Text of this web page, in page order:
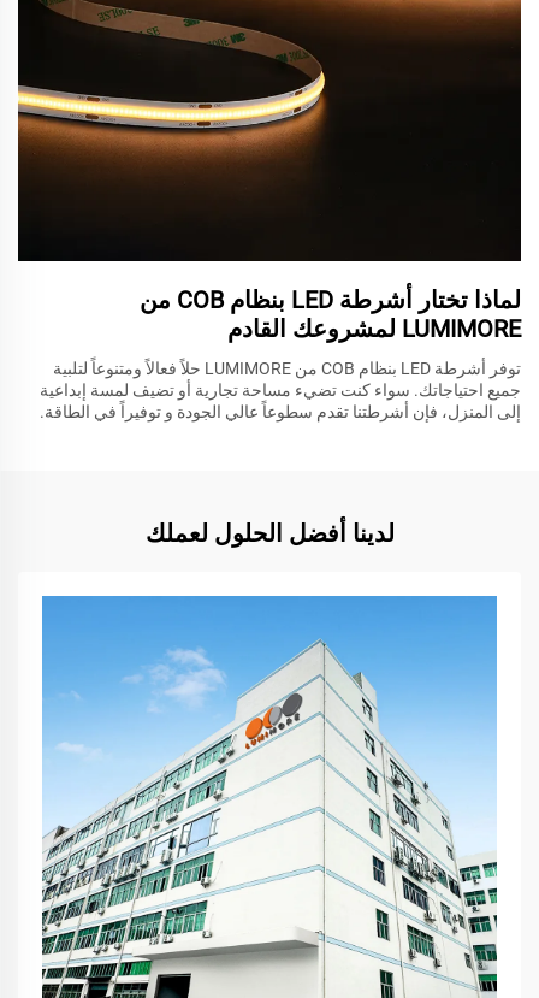
لماذا تختار أشرطة LED بنظام COB من
LUMIMORE لمشروعك القادم
توفر أشرطة LED بنظام COB من LUMIMORE حلاً فعالاً ومتنوعاً لتلبية
جميع احتياجاتك. سواء كنت تضيء مساحة تجارية أو تضيف لمسة إبداعية
إلى المنزل، فإن أشرطتنا تقدم سطوعاً عالي الجودة و توفيراً في الطاقة.
لدينا أفضل الحلول لعملك